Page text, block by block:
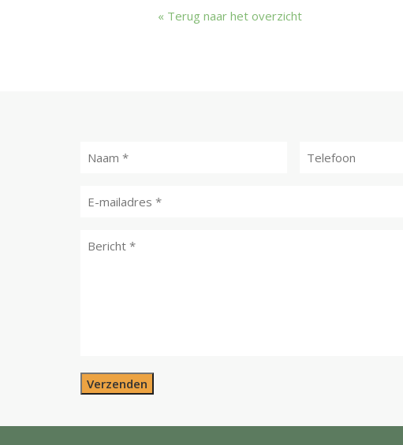
Terug naar het overzicht
Verzenden